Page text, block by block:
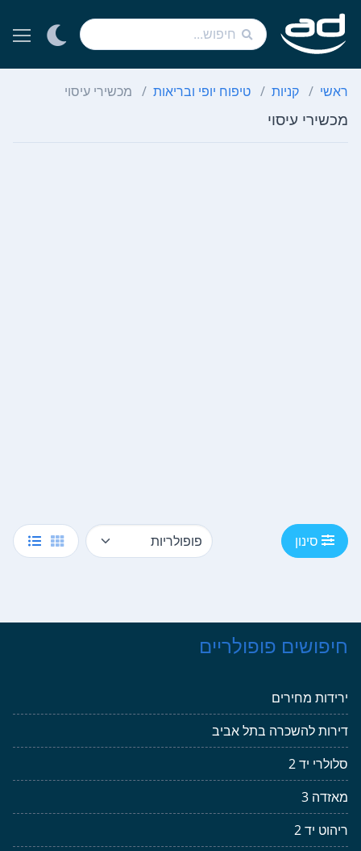
ראשי קניות טיפוח יופי ובריאות מכשירי עיסוי
מכשירי עיסוי
סינון
חיפושים פופולריים
ירידות מחירים
דירות להשכרה בתל אביב
סלולרי יד 2
מאזדה 3
ריהוט יד 2